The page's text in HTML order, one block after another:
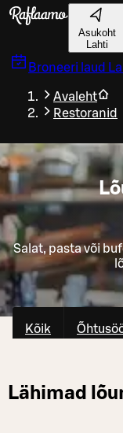
Liigu peamise sisu
Asukoht
Lahti
Broneeri laud
Avaleht
Restoranid
Salat, pasta või
Kõik
Lähimad